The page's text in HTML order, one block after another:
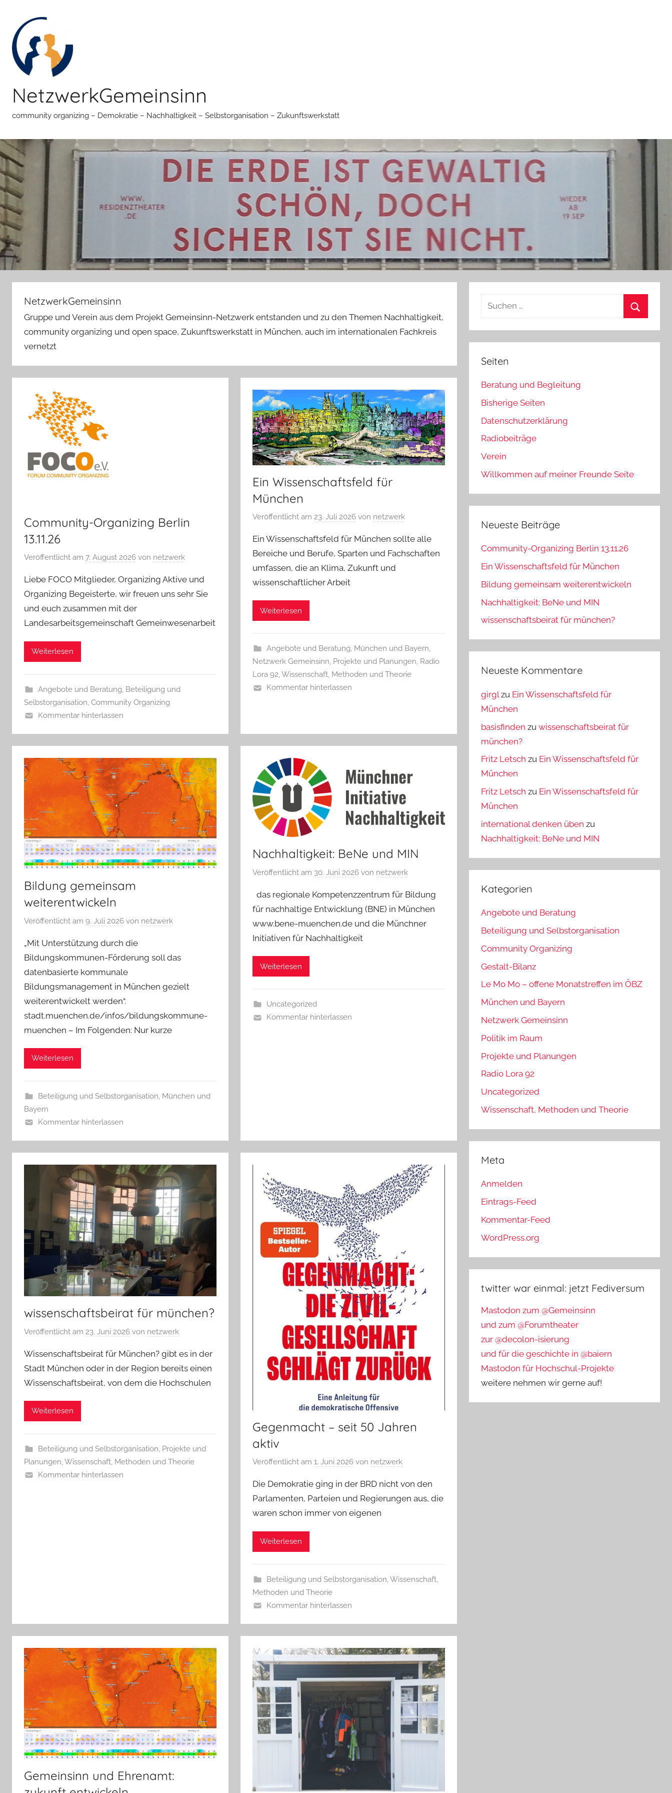
springen
NetzwerkGemeinsinn
community organizing – Demokratie – Nachhaltigkeit – Selbstorganisation – Zukunftswerkstatt
NetzwerkGemeinsinn
Gruppe und Verein aus dem Projekt Gemeinsinn-Netzwerk entstanden und zu den Themen Nachhaltigkeit,
community organizing und open space, Zukunftswerkstatt in München, auch im internationalen Fachkreis
vernetzt
Community-Organizing Berlin
13.11.26
Veröffentlicht am 7. August 2026 von netzwerk
Liebe FOCO Mitglieder, Organizing Aktive und
Organizing Begeisterte, wir freuen uns sehr Sie
und euch zusammen mit der
Landesarbeitsgemeinschaft Gemeinwesenarbeit
Weiterlesen
Angebote und Beratung, Beteiligung und
Selbstorganisation, Community Organizing
Kommentar hinterlassen
Ein Wissenschaftsfeld für
München
Veröffentlicht am23. Juli 2026 von netzwerk
Ein Wissenschaftsfeld für München sollte alle
Bereiche und Berufe, Sparten und Fachschaften
umfassen, die an Klima, Zukunft und
wissenschaftlicher Arbeit
Weiterlesen
Angebote und Beratung, München und Bayern,
Netzwerk Gemeinsinn, Projekte und Planungen, Radio
Lora 92,Wissenschaft, Methoden und Theorie
Kommentar hinterlassen
Bildung gemeinsam
weiterentwickeln
Veröffentlicht am 9. Juli 2026 von netzwerk
„Mit Unterstützung durch die
Bildungskommunen-Förderung soll das
datenbasierte kommunale
Bildungsmanagement in München gezielt
weiterentwickelt werden“.
stadt.muenchen.de/infos/bildungskommune-
muenchen – Im Folgenden: Nur kurze
Weiterlesen
Beteiligung und Selbstorganisation, München und
Bayern
Kommentar hinterlassen
Nachhaltigkeit: BeNe und MIN
Veröffentlicht am 30. Juni 2026 von netzwerk
das regionale Kompetenzzentrum für Bildung
für nachhaltige Entwicklung (BNE) in München
www.bene-muenchen.de und die Münchner
Initiativen für Nachhaltigkeit
Weiterlesen
Uncategorized
Kommentar hinterlassen
wissenschaftsbeirat für münchen?
Veröffentlicht am 23. Juni 2026 von netzwerk
Wissenschaftsbeirat für München? gibt es in der
Stadt München oder in der Region bereits einen
Wissenschaftsbeirat, von dem die Hochschulen
Weiterlesen
Beteiligung und Selbstorganisation, Projekte und
Planungen,Wissenschaft, Methoden und Theorie
Kommentar hinterlassen
Gegenmacht – seit 50 Jahren
aktiv
Veröffentlicht am1. Juni 2026 von netzwerk
Die Demokratie ging in der BRD nicht von den
Parlamenten, Parteien und Regierungen aus, die
waren schon immer von eigenen
Weiterlesen
Beteiligung und Selbstorganisation,Wissenschaft,
Methoden und Theorie
Kommentar hinterlassen
Gemeinsinn und Ehrenamt:
Suchen
Seiten
Beratung und Begleitung
Bisherige Seiten
Datenschutzerklärung
Radiobeiträge
Verein
Willkommen auf meiner Freunde Seite
Neueste Beiträge
Community-Organizing Berlin 13.11.26
Ein Wissenschaftsfeld für München
Bildung gemeinsam weiterentwickeln
Nachhaltigkeit: BeNe und MIN
wissenschaftsbeirat für münchen?
Neueste Kommentare
girgl zu Ein Wissenschaftsfeld für
München
basisfinden zuwissenschaftsbeirat für
münchen?
Fritz Letsch zu Ein Wissenschaftsfeld für
München
Fritz Letsch zu Ein Wissenschaftsfeld für
München
international denken üben zu
Nachhaltigkeit: BeNe und MIN
Kategorien
Angebote und Beratung
Beteiligung und Selbstorganisation
Community Organizing
Gestalt-Bilanz
Le Mo Mo – offene Monatstreffen im ÖBZ
München und Bayern
Netzwerk Gemeinsinn
Politik im Raum
Projekte und Planungen
Radio Lora 92
Uncategorized
Wissenschaft, Methoden und Theorie
Meta
Anmelden
Eintrags-Feed
Kommentar-Feed
WordPress.org
twitter war einmal: jetzt Fediversum
Mastodon zum @Gemeinsinn
und zum @Forumtheater
zur @decolon-isierung
und für die geschichte in @baiern
Mastodon für Hochschul-Projekte
weitere nehmen wir gerne auf!